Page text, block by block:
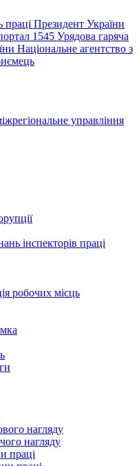
праці Президент України
1545 Урядова гаряча
Національне агентство з
управління
інспекторів праці
робочих місць
нагляду
нагляду
праці